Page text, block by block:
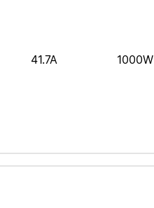
41.7A 1000W